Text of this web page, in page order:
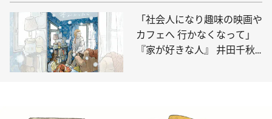
「社会人になり趣味の映画や
カフェへ 行かなくなって」
『家が好きな人』 井田千秋